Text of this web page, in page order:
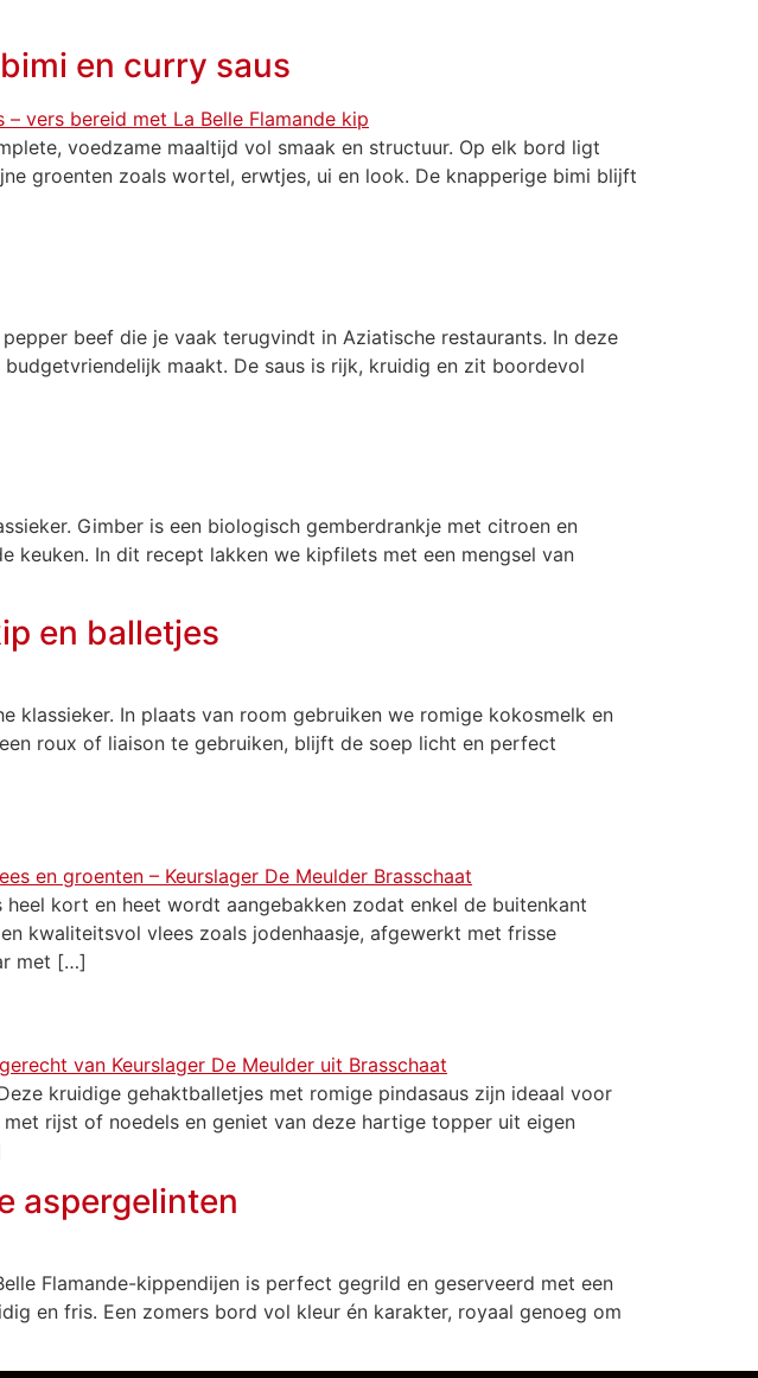
en curry saus
voedzame maaltijd vol smaak en structuur. Op elk bord ligt
groenten zoals wortel, erwtjes, ui en look. De knapperige bimi blijft
beef die je vaak terugvindt in Aziatische restaurants. In deze
maakt. De saus is rijk, kruidig en zit boordevol
Gimber is een biologisch gemberdrankje met citroen en
In dit recept lakken we kipfilets met een mengsel van
en balletjes
klassieker. In plaats van room gebruiken we romige kokosmelk en
roux of liaison te gebruiken, blijft de soep licht en perfect
kort en heet wordt aangebakken zodat enkel de buitenkant
kwaliteitsvol vlees zoals jodenhaasje, afgewerkt met frisse
met […]
kruidige gehaktballetjes met romige pindasaus zijn ideaal voor
rijst of noedels en geniet van deze hartige topper uit eigen
aspergelinten
Flamande-kippendijen is perfect gegrild en geserveerd met een
en fris. Een zomers bord vol kleur én karakter, royaal genoeg om